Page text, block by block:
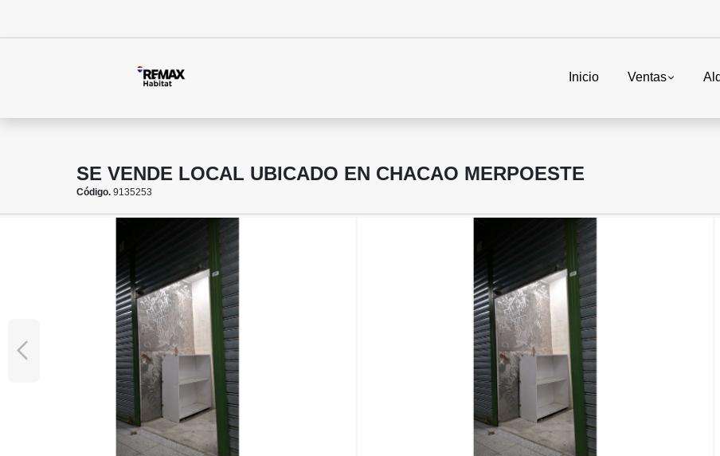
Inicio Ventas
SE VENDE LOCAL UBICADO EN CHACAO MERPOESTE
Código. 9135253